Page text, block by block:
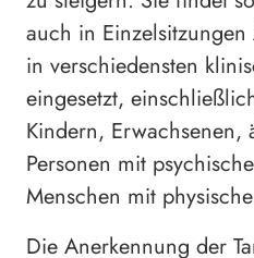
auch in
in verschiedensten
eingesetzt,
Kindern, Erwachsenen,
Personen mit
Menschen mit
Die Anerkennung der